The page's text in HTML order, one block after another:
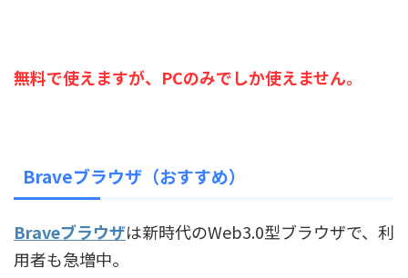
無料で使えますが、PCのみでしか使えません。
Braveブラウザ（おすすめ）
Braveブラウザは新時代のWeb3.0型ブラウザで、利
用者も急増中。